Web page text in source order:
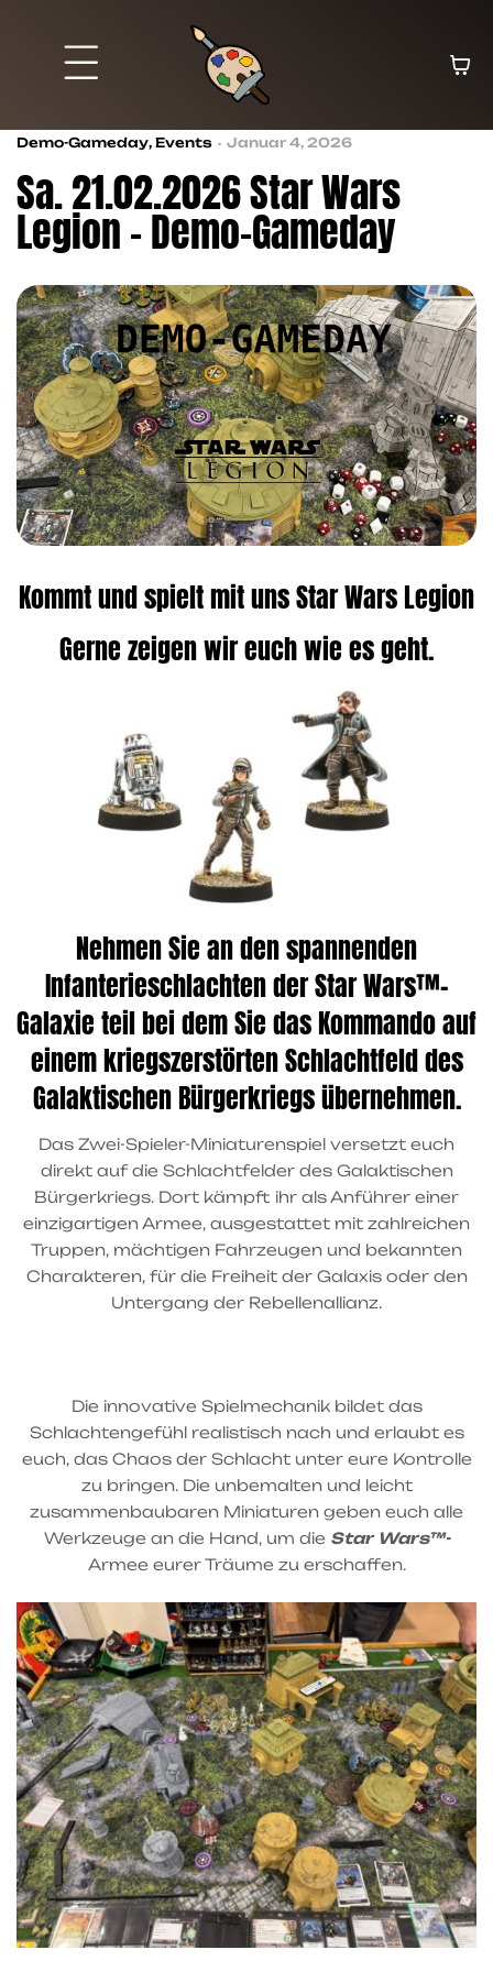
Demo-Gameday, Events Januar 4, 2026
Sa. 21.02.2026 Star Wars
Legion – Demo-Gameday
Kommt und spielt mit uns Star Wars Legion
Gerne zeigen wir euch wie es geht.
Nehmen Sie an den spannenden
Infanterieschlachten der Star Wars™-
Galaxie teil bei dem Sie das Kommando auf
einem kriegszerstörten Schlachtfeld des
Galaktischen Bürgerkriegs übernehmen.
Das Zwei-Spieler-Miniaturenspiel versetzt euch
direkt auf die Schlachtfelder des Galaktischen
Bürgerkriegs. Dort kämpft ihr als Anführer einer
einzigartigen Armee, ausgestattet mit zahlreichen
Truppen, mächtigen Fahrzeugen und bekannten
Charakteren, für die Freiheit der Galaxis oder den
Untergang der Rebellenallianz.
Die innovative Spielmechanik bildet das
Schlachtengefühl realistisch nach und erlaubt es
euch, das Chaos der Schlacht unter eure Kontrolle
zu bringen. Die unbemalten und leicht
zusammenbaubaren Miniaturen geben euch alle
Werkzeuge an die Hand, um die Star Wars™-
Armee eurer Träume zu erschaffen.